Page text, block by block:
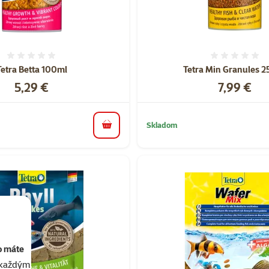
máte
Betta 100ml
Cena
5,29 €
do košíka
Tetra Min Granules
Cena
7,99 €
Skladom